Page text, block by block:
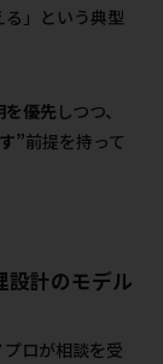
」という典型
を優先 しつつ、
”前提を持って
設計のモデル
ロが相談を受